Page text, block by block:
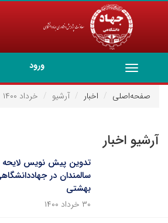
ورود
Toggle
navigation
صفحه‌اصلی
اخبار آرشیو خرداد ۱۴۰۰
آرشیو اخبار
تدوین پیش نویس
سالمندان در
بهشتی
۳۰ خرداد ۱۴۰۰